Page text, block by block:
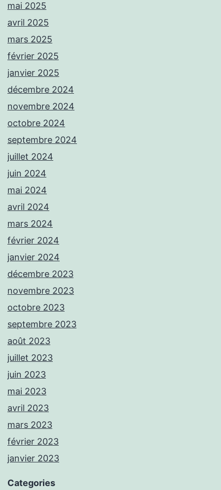
mai 2025
avril 2025
mars 2025
février 2025
janvier 2025
décembre 2024
novembre 2024
octobre 2024
septembre 2024
juillet 2024
juin 2024
mai 2024
avril 2024
mars 2024
février 2024
janvier 2024
décembre 2023
novembre 2023
octobre 2023
septembre 2023
août 2023
juillet 2023
juin 2023
mai 2023
avril 2023
mars 2023
février 2023
janvier 2023
Categories